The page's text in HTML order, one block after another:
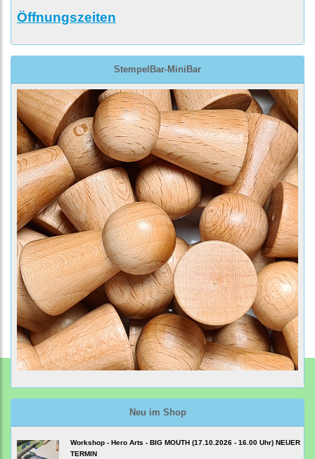
Öffnungszeiten
StempelBar-MiniBar
Neu im Shop
Workshop - Hero Arts - BIG MOUTH (17.10.2026 - 16.00 Uhr) NEUER
TERMIN